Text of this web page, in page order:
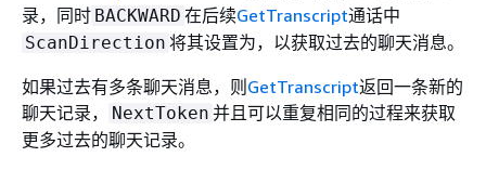
录，同时 BACKWARD 在后续GetTranscript通话中
ScanDirection 将其设置为，以获取过去的聊天消息。
如果过去有多条聊天消息，则GetTranscript返回一条新的
聊天记录，
NextToken 并且可以重复相同的过程来获取
更多过去的聊天记录。